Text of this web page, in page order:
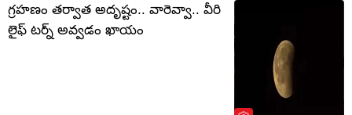
గ్రహణం తర్వాత అదృష్టం.. వారెవ్వా.. వీరి
లైఫ్ టర్న్ అవ్వడం ఖాయం